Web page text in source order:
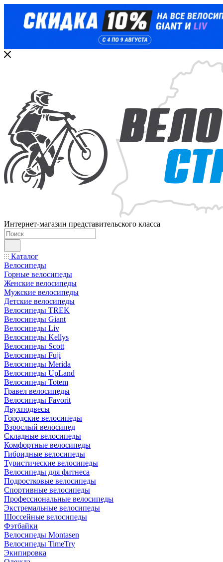
Интернет-магазин представительского класса
Каталог
Велосипеды
Горные велосипеды
Женские велосипеды
Мужские велосипеды
Детские велосипеды
Велосипеды TREK
Велосипеды Giant
Велосипеды Liv
Велосипеды Kellys
Велосипеды Scott
Велосипеды Fuji
Велосипеды Merida
Велосипеды UpLand
Велосипеды Totem
Гравел велосипеды
Велосипеды Favorit
Двухподвесы
Городские велосипеды
Взрослый велосипед
Складные велосипеды
Комфортные велосипеды
Гибридные велосипеды
Туристические велосипеды
Велосипеды для фитнеса
Подростковые велосипеды
Спортивные велосипеды
Профессиональные велосипеды
Экстремальные велосипеды
Шоссейные велосипеды
Фэтбайки
Велосипеды Montasen
Велосипеды TimeTry
Экипировка